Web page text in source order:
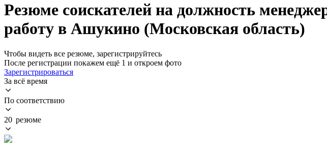
Резюме соискателей на должность
работу в Ашукино (Московская область)
Чтобы видеть все резюме, зарегистрируйтесь
После регистрации покажем ещё 1 и откроем фото
Зарегистрироваться
За всё время
По соответствию
20 резюме